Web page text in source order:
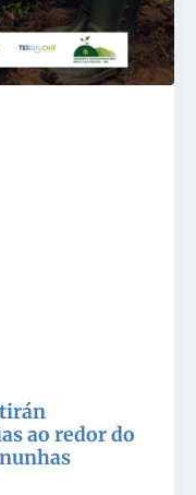
ao redor do